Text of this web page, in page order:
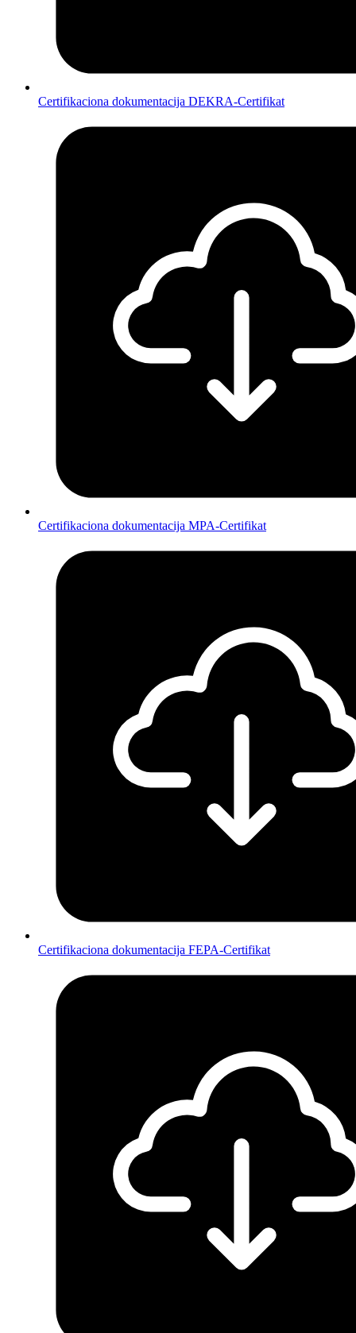
Certifikaciona dokumentacija DEKRA-Certifikat
Certifikaciona dokumentacija MPA-Certifikat
Certifikaciona dokumentacija FEPA-Certifikat